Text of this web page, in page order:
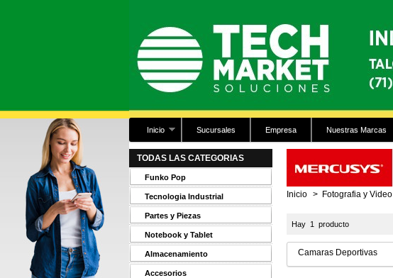
Inicio Sucursales Empresa Nuestras Marcas
TODAS LAS CATEGORIAS
Funko Pop
Tecnologia Industrial
Partes y Piezas
Notebook y Tablet
Almacenamiento
Accesorios
Inicio > Fotografia y Video
Hay 1 producto
Camaras Deportivas